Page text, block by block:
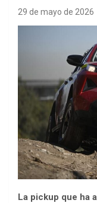
29 de mayo de 2026
La pickup que ha